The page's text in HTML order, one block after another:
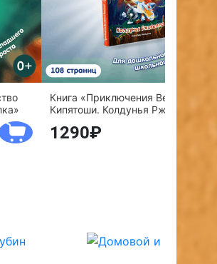
Книга «Приключения Веснушки и
Кипятоши. Колдунья Ржавелла»
1290